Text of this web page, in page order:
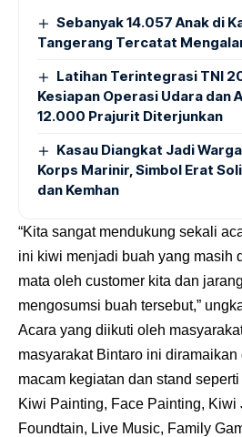
Sebanyak 14.057 Anak di
Tangerang Tercatat
Latihan Terintegrasi TNI
Kesiapan Operasi Udara dan
12.000 Prajurit Diterjunkan
Kasau Diangkat Jadi
Korps Marinir, Simbol Erat
dan Kemhan
“Kita sangat mendukung sekali
ini kiwi menjadi buah yang masih
mata oleh customer kita dan
mengosumsi buah tersebut,”
Acara yang diikuti oleh
masyarakat Bintaro ini
macam kegiatan dan stand
Kiwi Painting, Face Painting, Kiwi
Foundtain, Live Music, Family